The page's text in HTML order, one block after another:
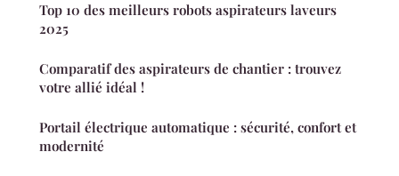
Top 10 des meilleurs robots aspirateurs laveurs
2025
Comparatif des aspirateurs de chantier : trouvez
votre allié idéal !
Portail électrique automatique : sécurité, confort et
modernité